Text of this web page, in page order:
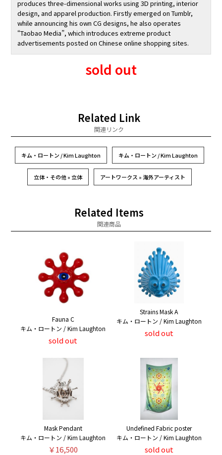
produces three-dimensional works using 3D printing, interior
design, and apparel production. Firstly emerged on Tumblr,
while announcing his own CG designs, he also operates
“Taobao Media”, which introduces extreme product
advertisements posted on Chinese online shopping sites.
sold out
Related Link
関連リンク
キム・ロートン / Kim Laughton キム・ロートン / Kim Laughton
立体・その他 » 立体 アートワークス » 海外アーティスト
Related Items
関連商品
Fauna C
キム・ロートン / Kim Laughton
sold out
Strains Mask A
キム・ロートン / Kim Laughton
sold out
Mask Pendant
キム・ロートン / Kim Laughton
￥16,500
Undefined Fabric poster
キム・ロートン / Kim Laughton
sold out